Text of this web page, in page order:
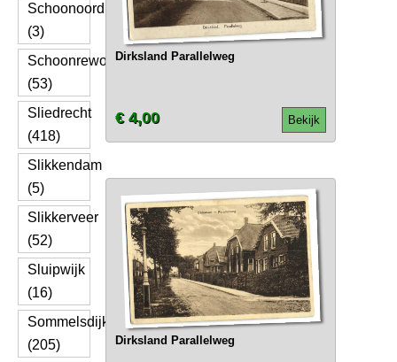
Schoonoord
(3)
Schoonrewoerd
(53)
Sliedrecht
(418)
Slikkendam
(5)
Slikkerveer
(52)
Sluipwijk
(16)
Sommelsdijk
(205)
Dirksland Parallelweg
Bekijk
€ 4,00
Dirksland Parallelweg